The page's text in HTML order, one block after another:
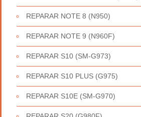
REPARAR NOTE 8 (N950)
REPARAR NOTE 9 (N960F)
REPARAR S10 (SM-G973)
REPARAR S10 PLUS (G975)
REPARAR S10E (SM-G970)